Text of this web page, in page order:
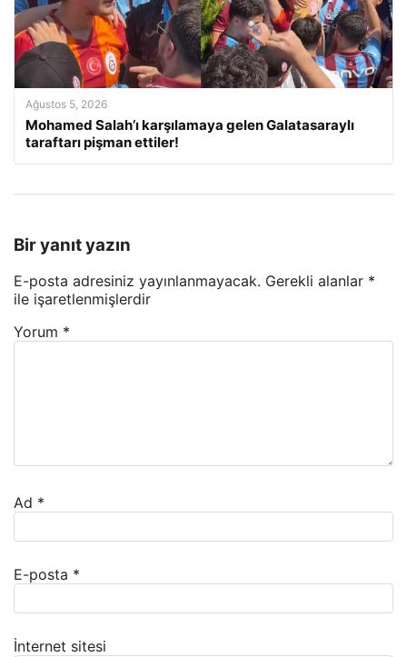
Ağustos 5, 2026
Mohamed Salah’ı karşılamaya gelen Galatasaraylı
taraftarı pişman ettiler!
Bir yanıt yazın
E-posta adresiniz yayınlanmayacak. Gerekli alanlar *
ile işaretlenmişlerdir
Yorum *
Ad *
E-posta *
İnternet sitesi